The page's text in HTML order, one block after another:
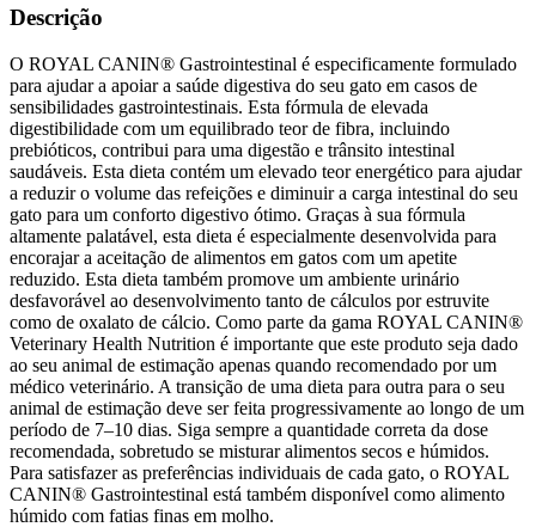
Descrição
O ROYAL CANIN® Gastrointestinal é especificamente formulado
para ajudar a apoiar a saúde digestiva do seu gato em casos de
sensibilidades gastrointestinais. Esta fórmula de elevada
digestibilidade com um equilibrado teor de fibra, incluindo
prebióticos, contribui para uma digestão e trânsito intestinal
saudáveis. Esta dieta contém um elevado teor energético para ajudar
a reduzir o volume das refeições e diminuir a carga intestinal do seu
gato para um conforto digestivo ótimo. Graças à sua fórmula
altamente palatável, esta dieta é especialmente desenvolvida para
encorajar a aceitação de alimentos em gatos com um apetite
reduzido. Esta dieta também promove um ambiente urinário
desfavorável ao desenvolvimento tanto de cálculos por estruvite
como de oxalato de cálcio. Como parte da gama ROYAL CANIN®
Veterinary Health Nutrition é importante que este produto seja dado
ao seu animal de estimação apenas quando recomendado por um
médico veterinário. A transição de uma dieta para outra para o seu
animal de estimação deve ser feita progressivamente ao longo de um
período de 7–10 dias. Siga sempre a quantidade correta da dose
recomendada, sobretudo se misturar alimentos secos e húmidos.
Para satisfazer as preferências individuais de cada gato, o ROYAL
CANIN® Gastrointestinal está também disponível como alimento
húmido com fatias finas em molho.